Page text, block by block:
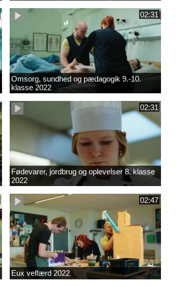
02:31
Omsorg, sundhed og pædagogik 9.-10.
klasse 2022
02:31
Fødevarer, jordbrug og oplevelser 8. klasse
2022
02:47
Eux velfærd 2022